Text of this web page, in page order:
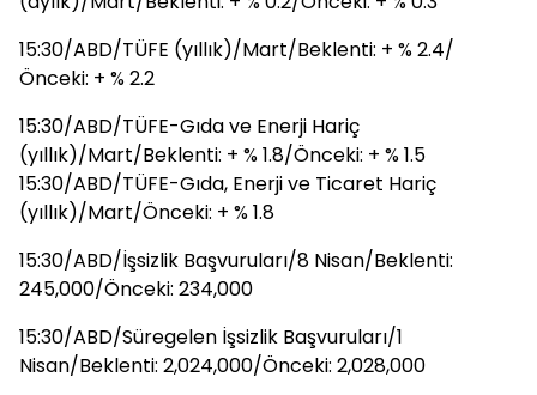
15:30/ABD/TÜFE (yıllık)/Mart/Beklenti: + % 2.4/
Önceki: + % 2.2
15:30/ABD/TÜFE-Gıda ve Enerji Hariç
(yıllık)/Mart/Beklenti: + % 1.8/Önceki: + % 1.5
15:30/ABD/TÜFE-Gıda, Enerji ve Ticaret Hariç
(yıllık)/Mart/Önceki: + % 1.8
15:30/ABD/İşsizlik Başvuruları/8 Nisan/Beklenti:
245,000/Önceki: 234,000
15:30/ABD/Süregelen İşsizlik Başvuruları/1
Nisan/Beklenti: 2,024,000/Önceki: 2,028,000